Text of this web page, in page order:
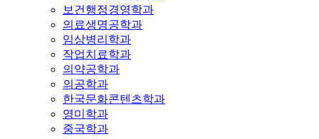
보건행정경영학과
의료생명공학과
임상병리학과
작업치료학과
의약공학과
의공학과
한국문화콘텐츠학과
영미학과
중국학과